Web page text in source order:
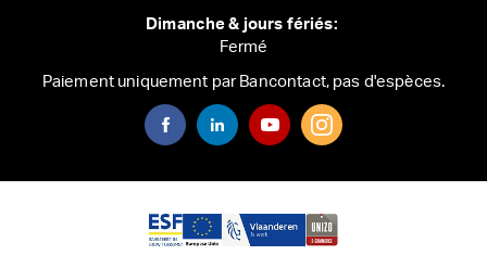
Dimanche & jours fériés:
Fermé
Paiement uniquement par Bancontact, pas d'espèces.